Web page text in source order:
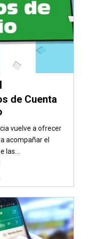
de Cuenta
vuelve a ofrecer
acompañar el
las...